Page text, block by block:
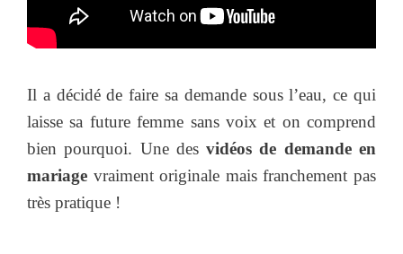
Il a décidé de faire sa demande sous l’eau, ce qui
laisse sa future femme sans voix et on comprend
bien pourquoi. Une desvidéos de demande en
mariage vraiment originale mais franchement pas
très pratique !